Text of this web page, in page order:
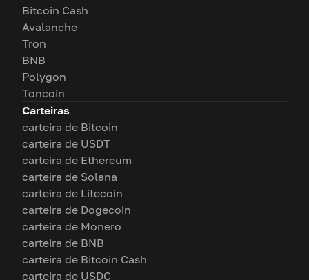
Bitcoin Cash
Avalanche
Tron
BNB
Polygon
Toncoin
Carteiras
carteira de Bitcoin
carteira de USDT
carteira de Ethereum
carteira de Solana
carteira de Litecoin
carteira de Dogecoin
carteira de Monero
carteira de BNB
carteira de Bitcoin Cash
carteira de USDC